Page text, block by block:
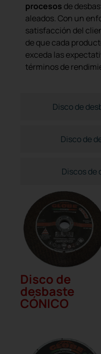
Disco de
Disco de
Discos de
procesos de
aleados. Con un
satisfacción del
de que cada
exceda las
términos de
Disco de
desbaste
CÓNICO